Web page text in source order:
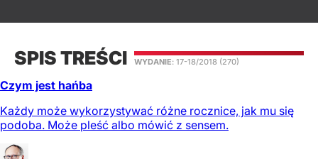
SPIS TREŚCI WYDANIE: 17-18/2018 (270)
Czym jest hańba
Każdy może wykorzystywać różne rocznice, jak mu się
podoba. Może pleść albo mówić z sensem.